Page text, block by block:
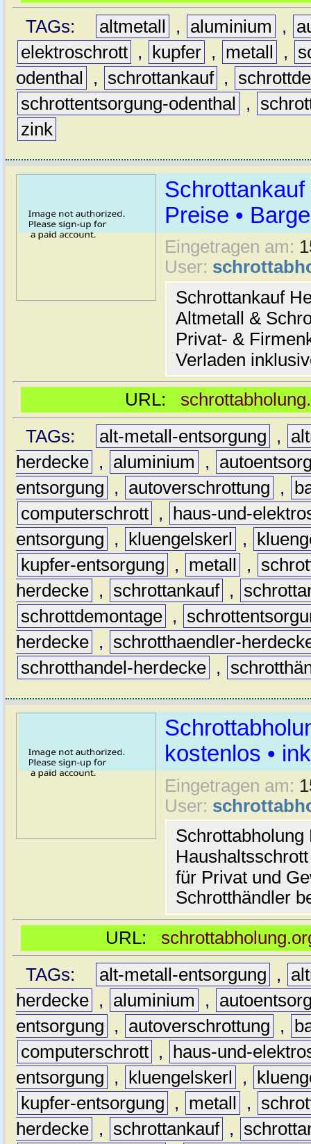
TAGs:
altmetall , aluminium ,
elektroschrott , kupfer , metall ,
odenthal
, schrottankauf ,
schrottentsorgung-odenthal
,
zink
Schrottankauf
Preise •
Eingetragen am:
User:
Schrottankauf
Altmetall &
Privat- &
Verladen
URL:
TAGs:
alt-metall-entsorgung ,
herdecke , aluminium ,
entsorgung
, autoverschrottung ,
computerschrott ,
haus-und-
entsorgung
, kluengelskerl ,
kupfer-entsorgung
, metall ,
herdecke , schrottankauf ,
schrottdemontage ,
herdecke ,
schrotthaendler-
schrotthandel-herdecke ,
kostenlos •
Eingetragen am:
User:
für Privat und
Schrotthändler
URL:
TAGs:
alt-metall-entsorgung ,
herdecke , aluminium ,
entsorgung
, autoverschrottung ,
computerschrott ,
haus-und-
entsorgung
, kluengelskerl ,
kupfer-entsorgung
, metall ,
herdecke , schrottankauf ,